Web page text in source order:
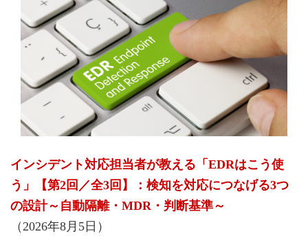
インシデント対応担当者が教える「EDRはこう使
う」【第2回／全3回】：検知を対応につなげる3つ
の設計～自動隔離・MDR・判断基準～
（2026年8月5日）